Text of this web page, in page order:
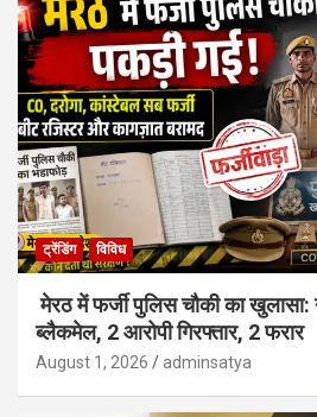
ट्रेंडिंग विविध
मेरठ में फर्जी पुलिस चौकी का खुलासा:
ब्लैकमेल, 2 आरोपी गिरफ्तार, 2 फरार
August 1, 2026 adminsatya